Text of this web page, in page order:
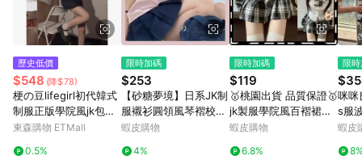
顯示為準。 7. LINE購物設有「單一商品最高回饋點數」機制(特
殊活動時開放「回饋無上限」)，以同一訂單中同一商品不論件數
計算，並依訂單成立時間當下LINE購物所設定的回饋機制為準。
如顯示之商品規格、顏色、價位、贈品與東森購物ETMall銷售網
頁不符，以銷售網頁標示為準。 9. 若有贈點爭議，請務必於訂單
日期+180天以內至LINE購物客服洽詢；若超過180天(含)以上進
行申訴，恕無法贈點回饋。 10. 部分點數紅包僅限指定商品使
用，或不適用於無回饋商品。各點數紅包之適用商品與使用條件
請依點數紅包頁面規則為準。
歷史低價
$548 (降$78)
梗の豆lifegirl初代韓式
制服正版學院風jk包臀
格裙短袖水手服套裝
東森購物 ETMall
0.5%
限時加碼
$253
【砂糖夢境】日系JK制
服襯衫圓領風琴褶校供
感原創百搭短袖襯衣學
蝦皮購物
4%
限時加碼
$119
🥇桃園出貨 品質保證🥇
jk製服學院風百褶裙套
裝收腰顯瘦襯衫三件套
💯滿額免運💯147-C-7
蝦皮購物
6.8%
限
咪咪
s服
虹夏
蝦皮